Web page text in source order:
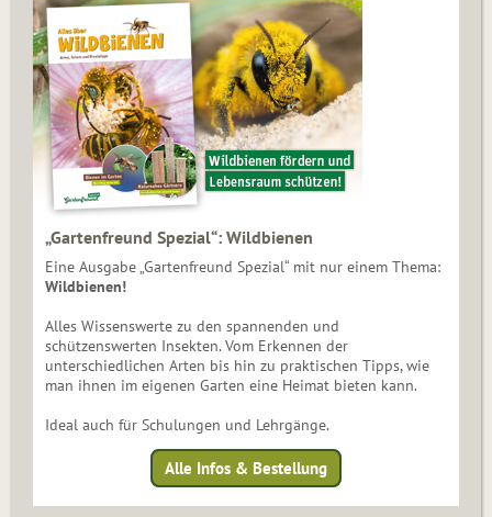
„Gartenfreund Spezial“: Wildbienen
Eine Ausgabe „Gartenfreund Spezial“ mit nur einem Thema:
Wildbienen!
Alles Wissenswerte zu den spannenden und
schützenswerten Insekten. Vom Erkennen der
unterschiedlichen Arten bis hin zu praktischen Tipps, wie
man ihnen im eigenen Garten eine Heimat bieten kann.
Ideal auch für Schulungen und Lehrgänge.
Alle Infos & Bestellung